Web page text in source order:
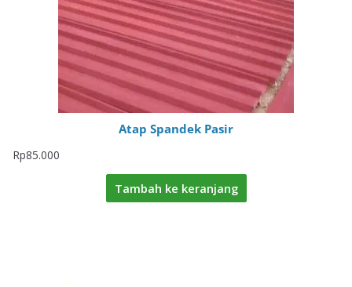
Atap Spandek Pasir
Rp85.000
Tambah ke keranjang